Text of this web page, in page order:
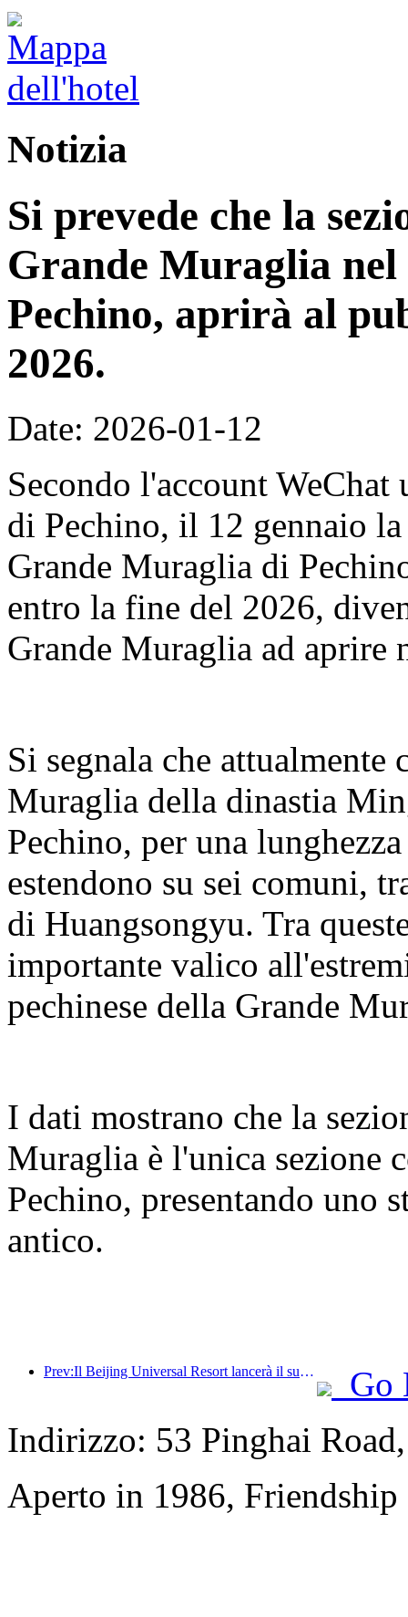
Notizia
Si prevede che la
Grande Muraglia
Pechino, aprirà al
2026.
Date: 2026-01-12
Secondo l'account
di Pechino, il 12 gennaio
Grande Muraglia di
entro la fine del 2026,
Grande Muraglia ad aprire
Si segnala che
Muraglia della dinastia
Pechino, per una
estendono su sei comuni,
di Huangsongyu. Tra
importante valico
pechinese della Grande
I dati mostrano che la
Muraglia è l'unica sezione
Pechino, presentando uno
antico.
Prev:Il Beijing Universal Resort lancerà il suo evento universale del Capodanno cinese il 23 gennaio, che durerà 40 giorni.
Go
Indirizzo: 53 Pinghai
Aperto in 1986,